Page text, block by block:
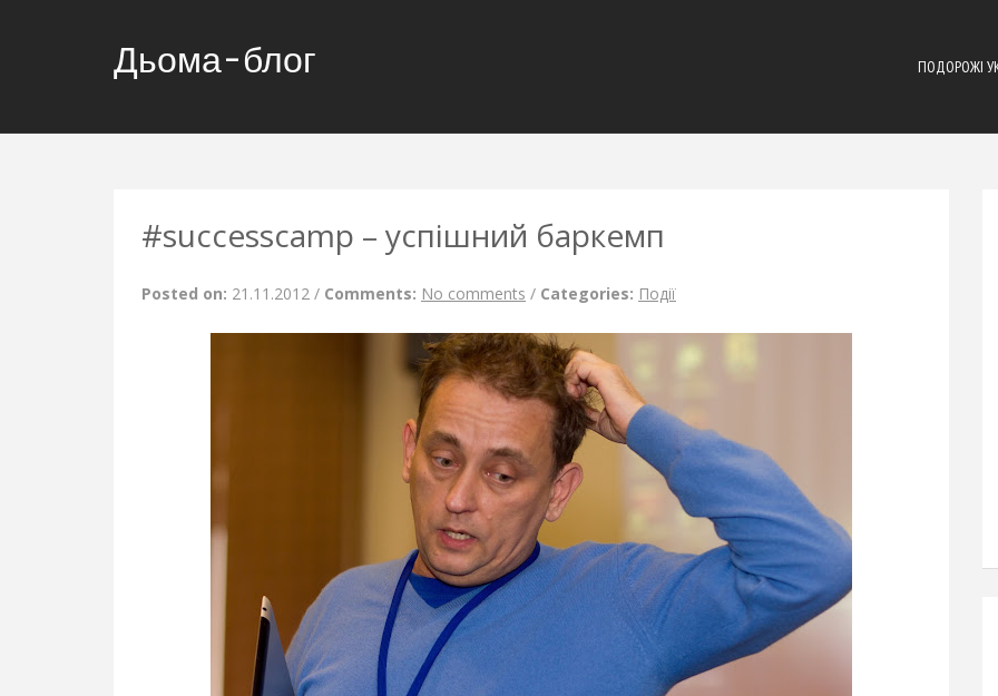
Дьома-блог ПОДОРОЖІ
#successcamp – успішний баркемп
Posted on: 21.11.2012 / Comments: No comments / Categories: Події